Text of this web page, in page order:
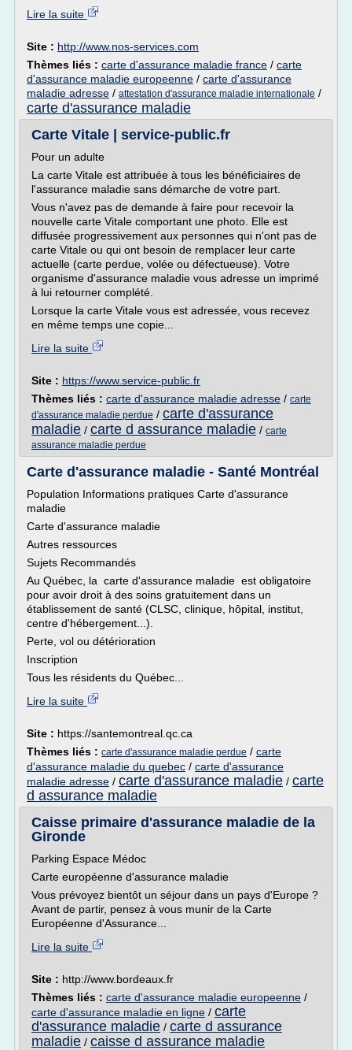
Lire la suite
Site : http://www.nos-services.com
Thèmes liés : carte d'assurance maladie france / carte
d'assurance maladie europeenne / carte d'assurance
maladie adresse / attestation d'assurance maladie internationale /
carte d'assurance maladie
Carte Vitale | service-public.fr
Pour un adulte
La carte Vitale est attribuée à tous les bénéficiaires de
l'assurance maladie sans démarche de votre part.
Vous n'avez pas de demande à faire pour recevoir la
nouvelle carte Vitale comportant une photo. Elle est
diffusée progressivement aux personnes qui n'ont pas de
carte Vitale ou qui ont besoin de remplacer leur carte
actuelle (carte perdue, volée ou défectueuse). Votre
organisme d'assurance maladie vous adresse un imprimé
à lui retourner complété.
Lorsque la carte Vitale vous est adressée, vous recevez
en même temps une copie...
Lire la suite
Site : https://www.service-public.fr
Thèmes liés : carte d'assurance maladie adresse / carte
d'assurance maladie perdue / carte d'assurance
maladie / carte d assurance maladie / carte
assurance maladie perdue
Carte d'assurance maladie - Santé Montréal
Population Informations pratiques Carte d'assurance
maladie
Carte d'assurance maladie
Autres ressources
Sujets Recommandés
Au Québec, la carte d'assurance maladie est obligatoire
pour avoir droit à des soins gratuitement dans un
établissement de santé (CLSC, clinique, hôpital, institut,
centre d'hébergement...).
Perte, vol ou détérioration
Inscription
Tous les résidents du Québec...
Lire la suite
Site : https://santemontreal.qc.ca
Thèmes liés : carte d'assurance maladie perdue / carte
d'assurance maladie du quebec / carte d'assurance
maladie adresse / carte d'assurance maladie / carte
d assurance maladie
Caisse primaire d'assurance maladie de la
Gironde
Parking Espace Médoc
Carte européenne d'assurance maladie
Vous prévoyez bientôt un séjour dans un pays d'Europe ?
Avant de partir, pensez à vous munir de la Carte
Européenne d'Assurance...
Lire la suite
Site : http://www.bordeaux.fr
Thèmes liés : carte d'assurance maladie europeenne /
carte d'assurance maladie en ligne / carte
d'assurance maladie / carte d assurance
maladie / caisse d assurance maladie